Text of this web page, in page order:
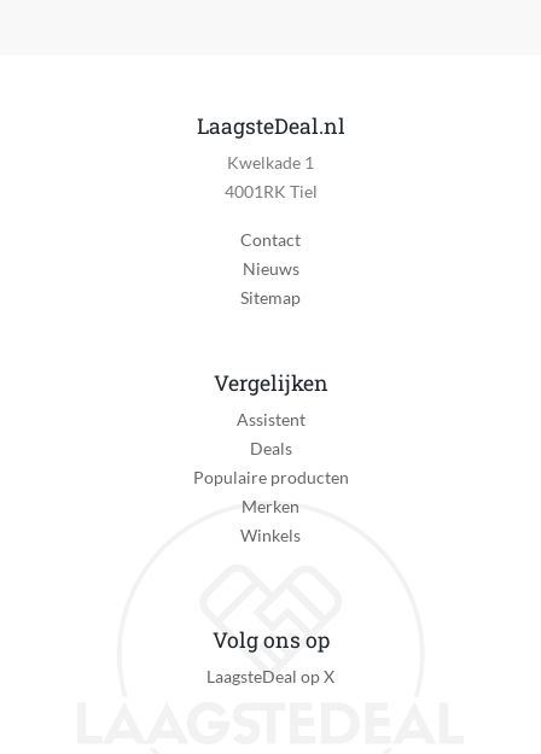
LaagsteDeal.nl
Kwelkade 1
4001RK Tiel
Contact
Nieuws
Sitemap
Vergelijken
Assistent
Deals
Populaire producten
Merken
Winkels
Volg ons op
LaagsteDeal op X